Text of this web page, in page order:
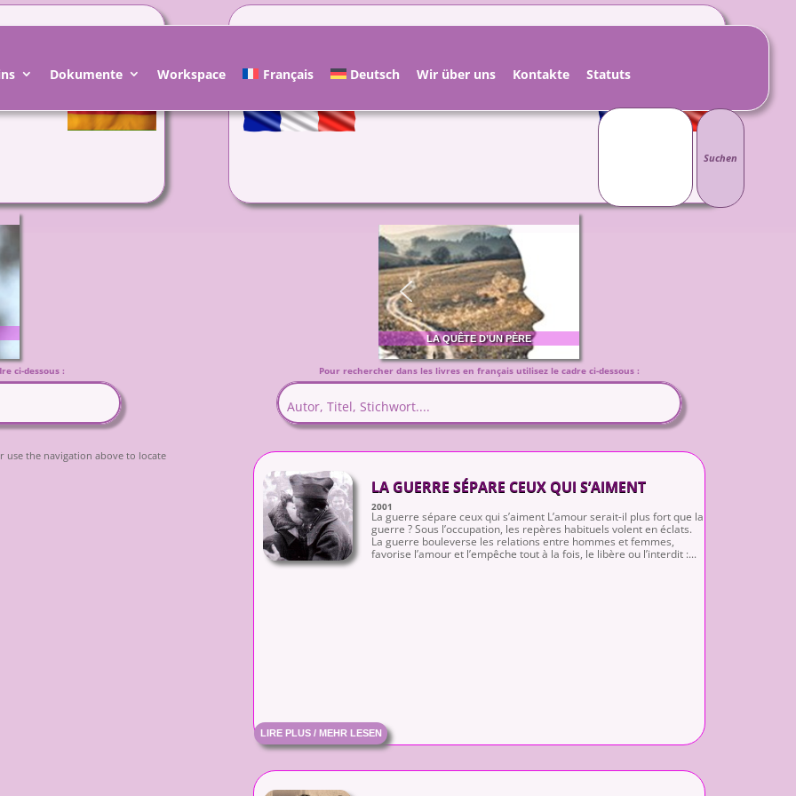
Dokumente Workspace Français Deutsch Wir über uns Kontakte Statuts
Suchen
nach:
ci-dessous :
FRANZÖSISCHE BÜCHER
LA QUÊTE D’UN PÈRE
Pour rechercher dans les livres en français utilisez le cadre ci-dessous :
use the navigation above to locate
LA GUERRE SÉPARE CEUX QUI S’AIMENT
2001
La guerre sépare ceux qui s’aiment L’amour serait-il plus fort que la
guerre ? Sous l’occupation, les repères habituels volent en éclats.
La guerre bouleverse les relations entre hommes et femmes,
favorise l’amour et l’empêche tout à la fois, le libère ou l’interdit :...
LIRE PLUS / MEHR LESEN